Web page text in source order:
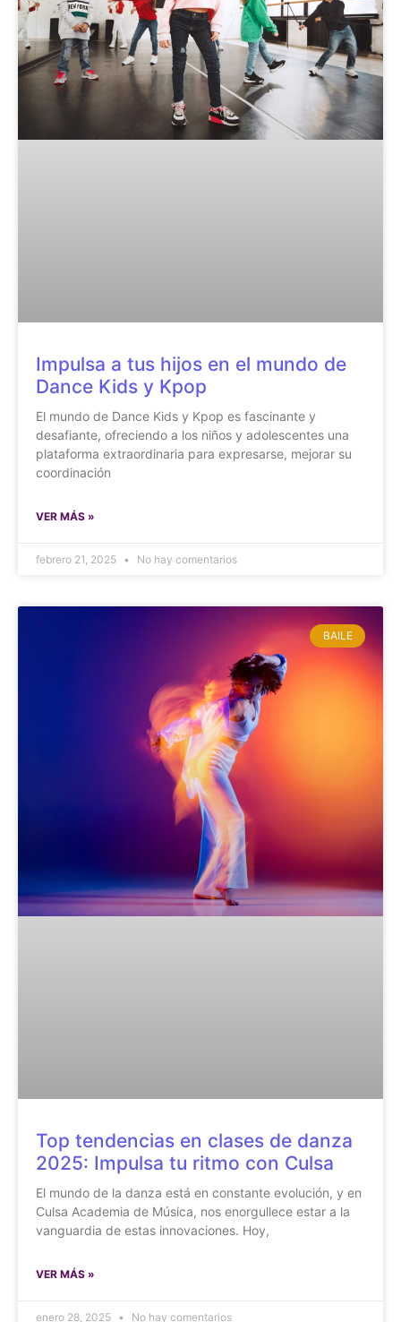
Impulsa a tus hijos en el mundo de
Dance Kids y Kpop
El mundo de Dance Kids y Kpop es fascinante y
desafiante, ofreciendo a los niños y adolescentes una
plataforma extraordinaria para expresarse, mejorar su
coordinación
VER MÁS »
febrero 21, 2025 No hay comentarios
BAILE
Top tendencias en clases de danza
2025: Impulsa tu ritmo con Culsa
El mundo de la danza está en constante evolución, y en
Culsa Academia de Música, nos enorgullece estar a la
vanguardia de estas innovaciones. Hoy,
VER MÁS »
enero 28, 2025 No hay comentarios